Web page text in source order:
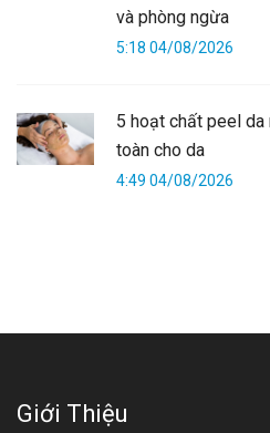
và phòng ngừa
5:18 04/08/2026
5 hoạt chất peel da
toàn cho da
4:49 04/08/2026
Giới Thiệu